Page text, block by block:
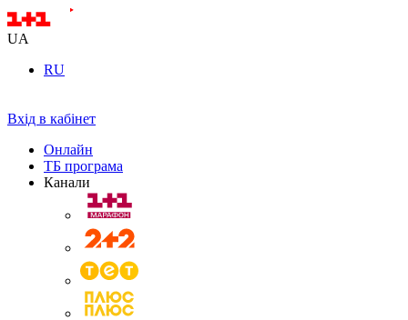
UA
RU
Вхід в кабінет
Онлайн
ТБ програма
Канали